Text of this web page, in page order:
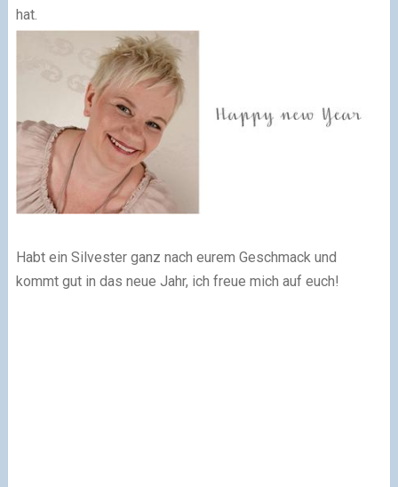
hat.
Habt ein Silvester ganz nach eurem Geschmack und
kommt gut in das neue Jahr, ich freue mich auf euch!